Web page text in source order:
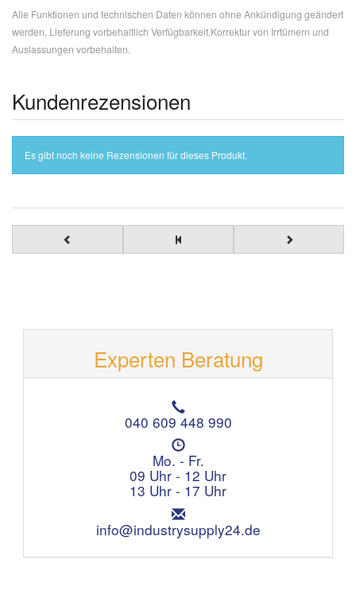
Alle Funktionen und technischen Daten können ohne Ankündigung geändert
werden, Lieferung vorbehaltlich Verfügbarkeit,Korrektur von Irrtümern und
Auslassungen vorbehalten.
Kundenrezensionen
Es gibt noch keine Rezensionen für dieses Produkt.
Experten Beratung
T
e
e
o
n
:
040 609 448 990
Ö
f
n
u
n
g
Mo. - Fr.
09 Uhr - 12 Uhr
13 Uhr - 17 Uhr
E
m
i
info@industrysupply24.de